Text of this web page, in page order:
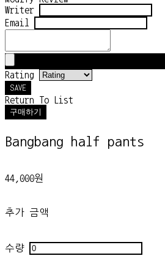
Writer
Email
Rating
SAVE
Return To List
구매하기
Bangbang half pants
44,000원
추가 금액
수량